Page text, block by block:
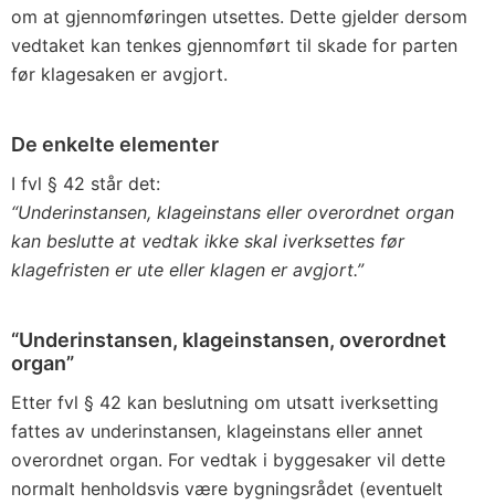
om at gjennomføringen utsettes. Dette gjelder dersom
vedtaket kan tenkes gjennomført til skade for parten
før klagesaken er avgjort.
De enkelte elementer
I fvl § 42 står det:
“Underinstansen, klageinstans eller overordnet organ
kan beslutte at vedtak ikke skal iverksettes før
klagefristen er ute eller klagen er avgjort.”
“Underinstansen, klageinstansen, overordnet
organ”
Etter fvl § 42 kan beslutning om utsatt iverksetting
fattes av underinstansen, klageinstans eller annet
overordnet organ. For vedtak i byggesaker vil dette
normalt henholdsvis være bygningsrådet (eventuelt